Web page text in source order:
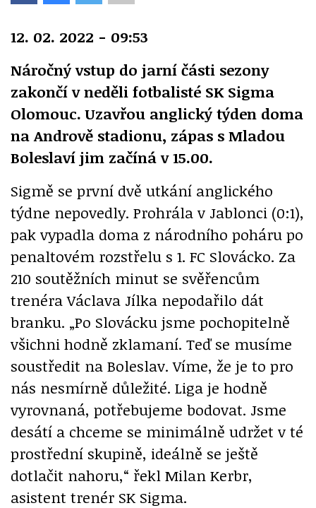
12. 02. 2022 - 09:53
Náročný vstup do jarní části sezony
zakončí v neděli fotbalisté SK Sigma
Olomouc. Uzavřou anglický týden doma
na Andrově stadionu, zápas s Mladou
Boleslaví jim začíná v 15.00.
Sigmě se první dvě utkání anglického
týdne nepovedly. Prohrála v Jablonci (0:1),
pak vypadla doma z národního poháru po
penaltovém rozstřelu s 1. FC Slovácko. Za
210 soutěžních minut se svěřencům
trenéra Václava Jílka nepodařilo dát
branku. „Po Slovácku jsme pochopitelně
všichni hodně zklamaní. Teď se musíme
soustředit na Boleslav. Víme, že je to pro
nás nesmírně důležité. Liga je hodně
vyrovnaná, potřebujeme bodovat. Jsme
desátí a chceme se minimálně udržet v té
prostřední skupině, ideálně se ještě
dotlačit nahoru,“ řekl Milan Kerbr,
asistent trenér SK Sigma.